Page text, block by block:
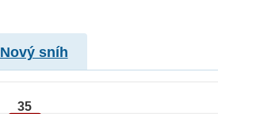
Nový sníh
35